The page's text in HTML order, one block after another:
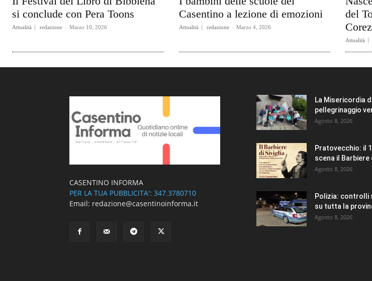
si conclude con Pera Toons
Attualità redazione - Marzo 10, 2026
Casentino a lezione di emozioni
Attualità redazione - Marzo 4, 2026
del
Attualità
CASENTINO INFORMA
PER LA TUA PUBBLICITA': 347.3780710
Email: redazione@casentinoinforma.it
La Misericordia
pellegrinaggio
Agosto 8, 2026
Pratovecchio: il
scena il Barbiere
Agosto 8, 2026
Polizia: controlli
su tutta la
Agosto 8, 2026